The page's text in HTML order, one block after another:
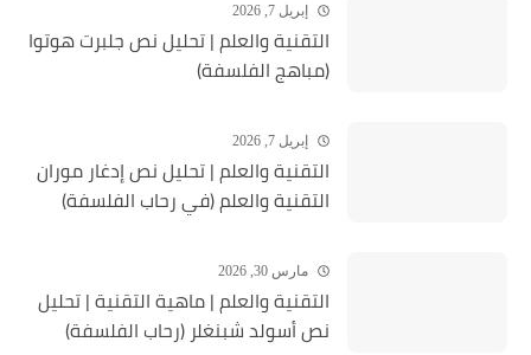
إبريل 7, 2026
التقنية والعلم | تحليل نص جلبرت هوتوا
(مباهج الفلسفة)
إبريل 7, 2026
التقنية والعلم | تحليل نص إدغار موران
التقنية والعلم (في رحاب الفلسفة)
مارس 30, 2026
التقنية والعلم | ماهية التقنية | تحلیل
نص أسولد شبنغلر (رحاب الفلسفة)